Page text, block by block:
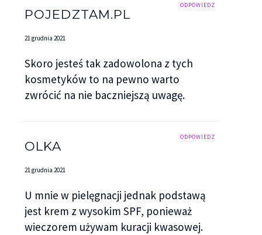
ODPOWIEDZ
POJEDZTAM.PL
21 grudnia 2021
Skoro jesteś tak zadowolona z tych
kosmetyków to na pewno warto
zwrócić na nie baczniejszą uwagę.
ODPOWIEDZ
OLKA
21 grudnia 2021
U mnie w pielęgnacji jednak podstawą
jest krem z wysokim SPF, ponieważ
wieczorem używam kuracji kwasowej.